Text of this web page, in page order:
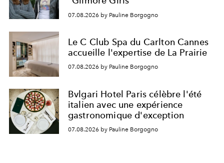
07.08.2026 by Pauline Borgogno
Le C Club Spa du Carlton Cannes
accueille l'expertise de La Prairie
07.08.2026 by Pauline Borgogno
Bvlgari Hotel Paris célèbre l'été
italien avec une expérience
gastronomique d'exception
07.08.2026 by Pauline Borgogno